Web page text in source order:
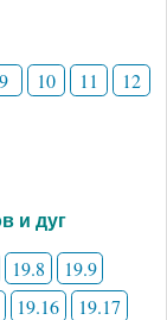
9 10 11
12
и дуг
19.8
19.9
19.16
19.17